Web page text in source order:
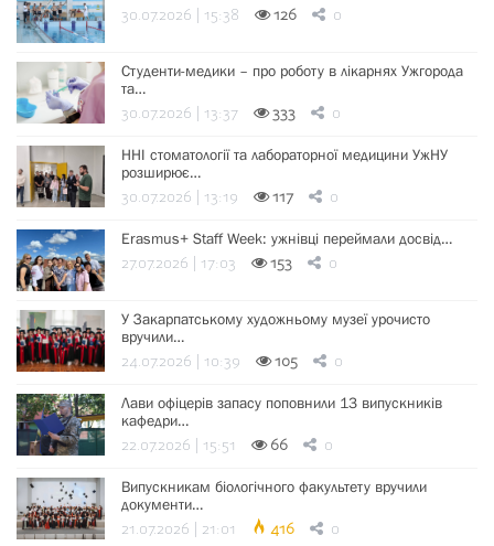
30.07.2026 | 15:38 126 0
Студенти-медики – про роботу в лікарнях Ужгорода
та…
30.07.2026 | 13:37 333 0
ННІ стоматології та лабораторної медицини УжНУ
розширює…
30.07.2026 | 13:19 117 0
Erasmus+ Staff Week: ужнівці переймали досвід…
27.07.2026 | 17:03 153 0
У Закарпатському художньому музеї урочисто
вручили…
24.07.2026 | 10:39 105 0
Лави офіцерів запасу поповнили 13 випускників
кафедри…
22.07.2026 | 15:51 66 0
Випускникам біологічного факультету вручили
документи…
21.07.2026 | 21:01 416 0